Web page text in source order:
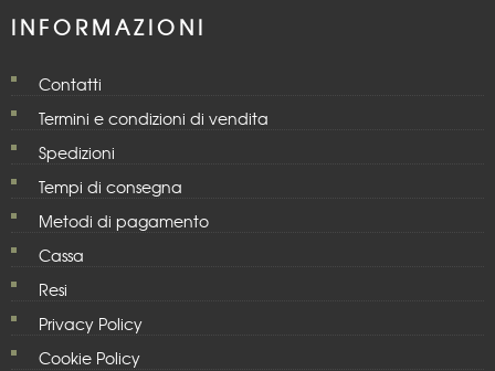
INFORMAZIONI
Contatti
Termini e condizioni di vendita
Spedizioni
Tempi di consegna
Metodi di pagamento
Cassa
Resi
Privacy Policy
Cookie Policy